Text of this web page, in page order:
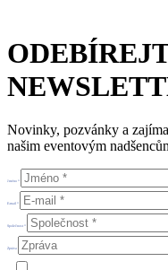
Novinky, pozvánky a
našim eventovým
Jméno *
E-mail *
Společnost *
Zpráva